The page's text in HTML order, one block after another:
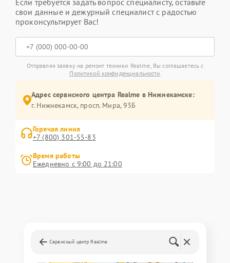
Если требуется задать вопрос специалисту, оставьте
свои данные и дежурный специалист с радостью
проконсультирует Вас!
Отправляя заявку на ремонт техники Realme, Вы соглашаетесь с
Политикой конфиденциальности
Адрес сервисного центра Realme в Нижнекамске:
г. Нижнекамск, просп. Мира, 93Б
Горячая линия
+7 (800) 301-55-83
Время работы
Ежедневно с 9:00 до 21:00
Сервисный центр Realme